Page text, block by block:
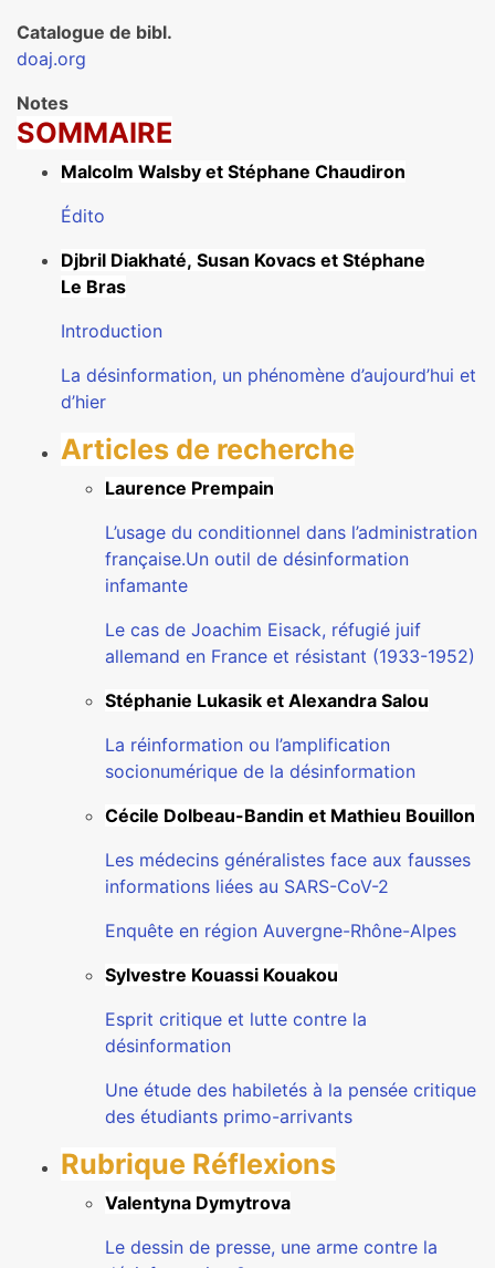
Catalogue de bibl.
doaj.org
Notes
SOMMAIRE
Malcolm Walsby et Stéphane Chaudiron
Édito
Djbril Diakhaté, Susan Kovacs et Stéphane
Le Bras
Introduction
La désinformation, un phénomène d’aujourd’hui et
d’hier
Articles de recherche
Laurence Prempain
L’usage du conditionnel dans l’administration
française.Un outil de désinformation
infamante
Le cas de Joachim Eisack, réfugié juif
allemand en France et résistant (1933-1952)
Stéphanie Lukasik et Alexandra Salou
La réinformation ou l’amplification
socionumérique de la désinformation
Cécile Dolbeau-Bandin et Mathieu Bouillon
Les médecins généralistes face aux fausses
informations liées au SARS-CoV-2
Enquête en région Auvergne-Rhône-Alpes
Sylvestre Kouassi Kouakou
Esprit critique et lutte contre la
désinformation
Une étude des habiletés à la pensée critique
des étudiants primo-arrivants
Rubrique Réflexions
Valentyna Dymytrova
Le dessin de presse, une arme contre la